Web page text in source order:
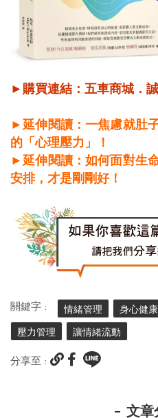
►購買連結： 五車商城 ．
►延伸閱讀：一焦慮就肚
的「心理壓力」！
►延伸閱讀：如何面對生
安排，才是剛剛好！
關鍵字 : 情緒管理 身心健康
壓力管理 讓情緒流動
分享至 :
文章